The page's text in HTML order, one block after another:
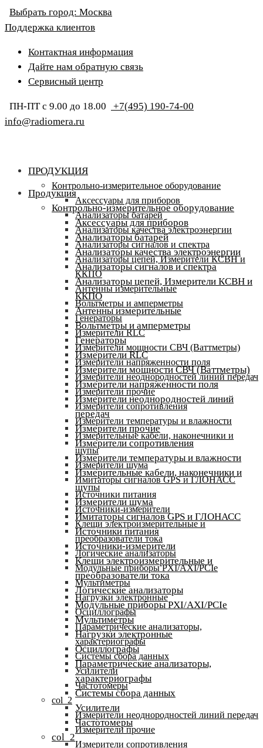
Выбрать город: Москва
Поддержка клиентов
Контактная информация
Дайте нам обратную связь
Сервисный центр
ПН-ПТ с 9.00 до 18.00
+7(495) 190-74-00
info@radiomera.ru
ПРОДУКЦИЯ
Контрольно-измерительное оборудование
Аксессуары для приборов
Анализаторы батарей
Анализаторы качества электроэнергии
Анализаторы сигналов и спектра
Анализаторы цепей, Измерители КСВН и
ККПО
Антенны измерительные
Вольтметры и амперметры
Генераторы
Измерители RLC
Измерители мощности СВЧ (Ваттметры)
Измерители напряженности поля
Измерители неоднородностей линий передач
Измерители прочие
Измерители сопротивления
Измерители температуры и влажности
Измерительные кабели, наконечники и
щупы
Измерители шума
Имитаторы сигналов GPS и ГЛОНАСС
Источники питания
Источники-измерители
Клещи электроизмерительные и
преобразователи тока
Логические анализаторы
Модульные приборы PXI/AXI/PCIe
Мультиметры
Нагрузки электронные
Осциллографы
Параметрические анализаторы,
характериографы
Системы сбора данных
Усилители
Частотомеры
col_2
Измерители неоднородностей линий передач
Измерители прочие
Измерители сопротивления
Продукция
Контрольно-измерительное оборудование
Аксессуары для приборов
Анализаторы батарей
Анализаторы качества электроэнергии
Анализаторы сигналов и спектра
Анализаторы цепей, Измерители КСВН и
ККПО
Антенны измерительные
Вольтметры и амперметры
Генераторы
Измерители RLC
Измерители мощности СВЧ (Ваттметры)
Измерители напряженности поля
Измерители неоднородностей линий
передач
Измерители прочие
Измерители сопротивления
Измерители температуры и влажности
Измерительные кабели, наконечники и
щупы
Измерители шума
Имитаторы сигналов GPS и ГЛОНАСС
Источники питания
Источники-измерители
Клещи электроизмерительные и
преобразователи тока
Логические анализаторы
Модульные приборы PXI/AXI/PCIe
Мультиметры
Нагрузки электронные
Осциллографы
Параметрические анализаторы,
характериографы
Системы сбора данных
Усилители
Частотомеры
col_2